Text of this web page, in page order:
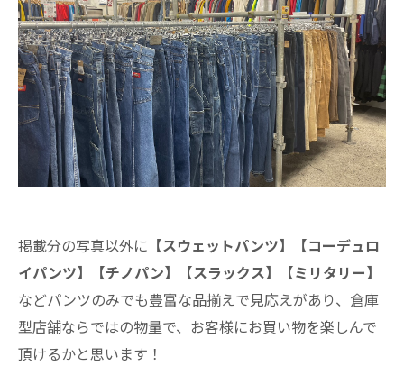
掲載分の写真以外に 【スウェットパンツ】【コーデュロ
イパンツ】【チノパン】【スラックス】【ミリタリー】
などパンツのみでも豊富な品揃えで見応えがあり、倉庫
型店舗ならではの物量で、お客様にお買い物を楽しんで
頂けるかと思います！